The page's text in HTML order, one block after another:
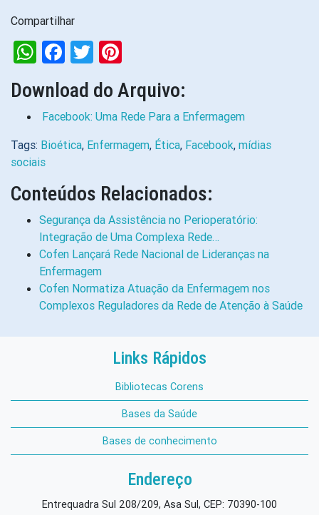
Compartilhar
WhatsApp
Facebook
Twitter
Download do Arquivo:
Facebook: Uma Rede Para a Enfermagem
Tags: Bioética, Enfermagem, Ética, Facebook, mídias
sociais
Conteúdos Relacionados:
Segurança da Assistência no Perioperatório:
Integração de Uma Complexa Rede…
Cofen Lançará Rede Nacional de Lideranças na
Enfermagem
Cofen Normatiza Atuação da Enfermagem nos
Complexos Reguladores da Rede de Atenção à Saúde
Links Rápidos
Bibliotecas Corens
Bases da Saúde
Bases de conhecimento
Endereço
Entrequadra Sul 208/209, Asa Sul, CEP: 70390-100